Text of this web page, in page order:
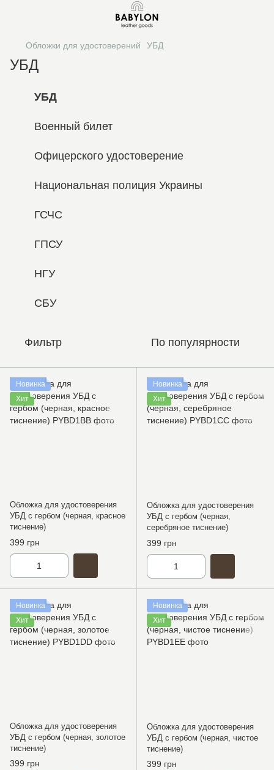
Обложки для удостоверений УБД
УБД
УБД
Военный билет
Офицерского удостоверение
Национальная полиция Украины
ГСЧС
ГПСУ
НГУ
СБУ
Фильтр По популярности
Новинка
Хит
Обложка для удостоверения
УБД с гербом (черная, красное
тиснение)
399 грн
Новинка
Хит
Обложка для удостоверения
УБД с гербом (черная,
серебряное тиснение)
399 грн
Новинка
Хит
Обложка для удостоверения
УБД с гербом (черная, золотое
тиснение)
399 грн
Новинка
Хит
Обложка для удостоверения
УБД с гербом (черная, чистое
тиснение)
399 грн